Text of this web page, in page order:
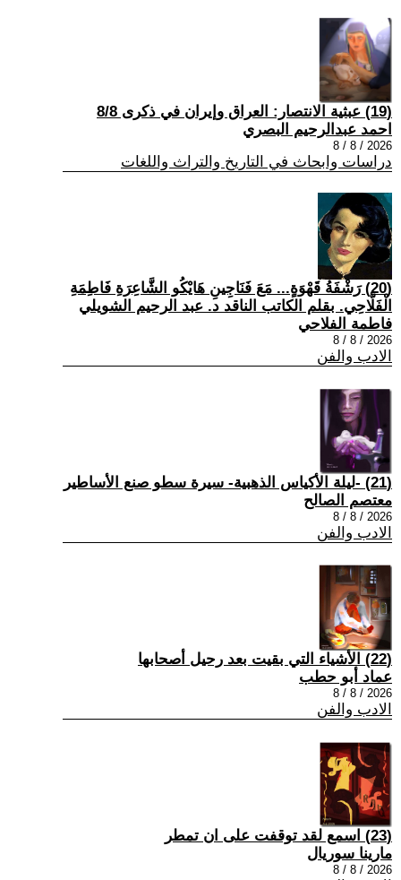
(19) عبثية الانتصار: العراق وإيران في ذكرى 8/8
احمد عبدالرحيم البصري
2026 / 8 / 8
دراسات وابحاث في التاريخ والتراث واللغات
(20) رَشْفَةُ قَهْوَةٍ... مَعَ فَنَاجِينِ هَايْكُو الشَّاعِرَةِ فَاطِمَةِ
الْفَلَّاحِي. بقلم الكاتب الناقد د. عبد الرحيم الشويلي
فاطمة الفلاحي
2026 / 8 / 8
الادب والفن
(21) -ليلة الأكياس الذهبية- سيرة سطو صنع الأساطير
معتصم الصالح
2026 / 8 / 8
الادب والفن
(22) الأشياء التي بقيت بعد رحيل أصحابها
عماد أبو حطب
2026 / 8 / 8
الادب والفن
(23) اسمع لقد توقفت على ان تمطر
مارينا سوريال
2026 / 8 / 8